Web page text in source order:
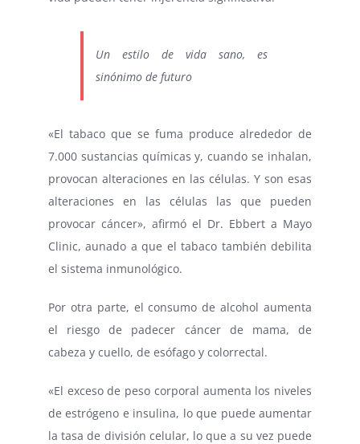
Un estilo de vida sano, es
sinónimo de futuro
«El tabaco que se fuma produce alrededor de
7.000 sustancias químicas y, cuando se inhalan,
provocan alteraciones en las células. Y son esas
alteraciones en las células las que pueden
provocar cáncer», afirmó el Dr. Ebbert a Mayo
Clinic, aunado a que el tabaco también debilita
el sistema inmunológico.
Por otra parte, el consumo de alcohol aumenta
el riesgo de padecer cáncer de mama, de
cabeza y cuello, de esófago y colorrectal.
«El exceso de peso corporal aumenta los niveles
de estrógeno e insulina, lo que puede aumentar
la tasa de división celular, lo que a su vez puede